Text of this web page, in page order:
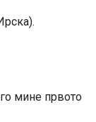
мине првото